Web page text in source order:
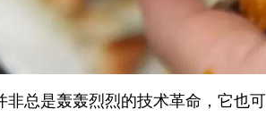
非总是轰轰烈烈的技术革命，它也